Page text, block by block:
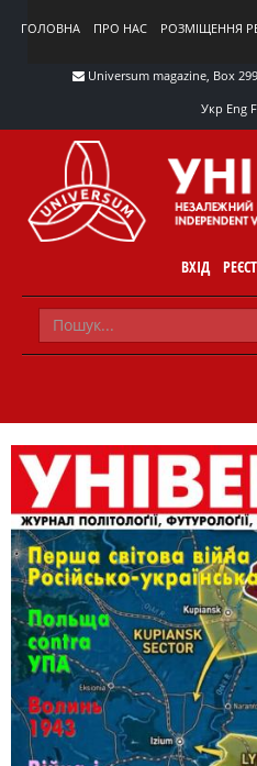
ГОЛОВНА ПРО НАС РОЗМІЩЕННЯ
Universum magazine, Box
Укр Eng
ВХІД